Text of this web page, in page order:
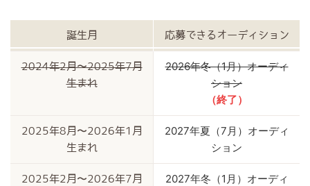
誕生月 応募できるオーディション
2024年2月〜2025年7月
生まれ
2026年冬（1月）オーディ
ション
（終了）
2025年8月〜2026年1月
生まれ
2027年夏（7月）オーディ
ション
2025年2月〜2026年7月
2027年冬（1月）オーディ